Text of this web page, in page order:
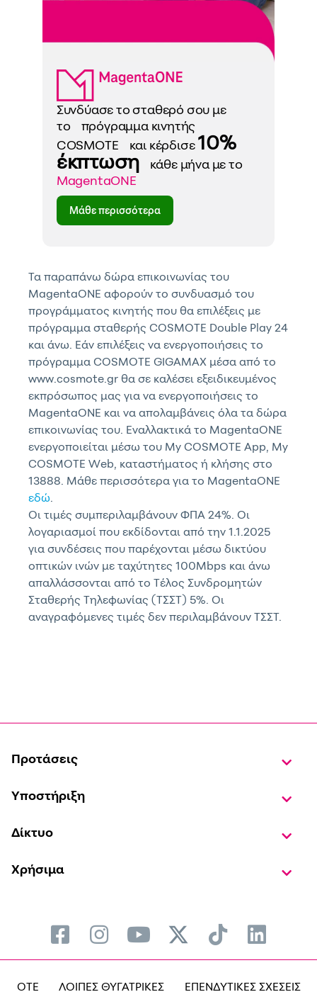
Προτάσεις
Υποστήριξη
Δίκτυο
Χρήσιμα
OTE ΛΟΙΠΕΣ ΘΥΓΑΤΡΙΚΕΣ ΕΠΕΝΔΥΤΙΚΕΣ ΣΧΕΣΕΙΣ